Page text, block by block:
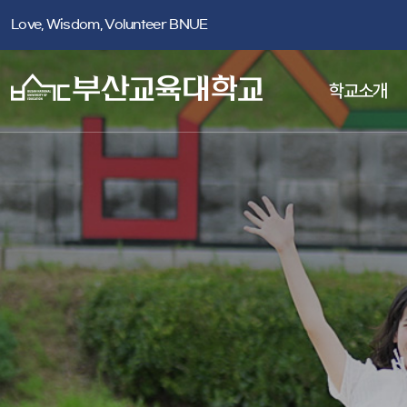
Love, Wisdom, Volunteer BNUE
학교소개